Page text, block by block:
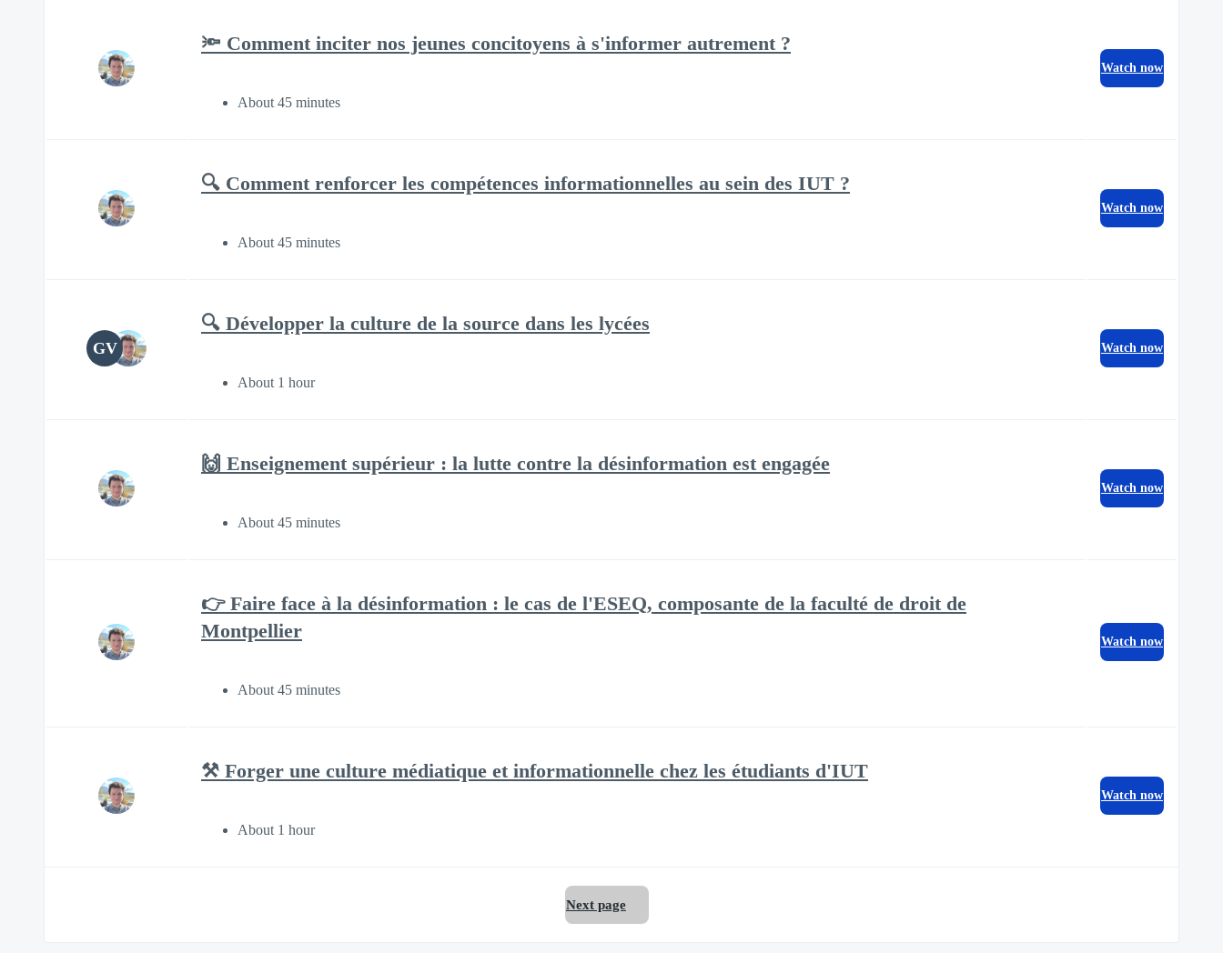
🔦 Comment inciter nos jeunes concitoyens à s'informer autrement ?
About 45 minutes
Watch now
🔍 Comment renforcer les compétences informationnelles au sein des IUT ?
About 45 minutes
Watch now
GV
🔍 Développer la culture de la source dans les lycées
About 1 hour
Watch now
🙌 Enseignement supérieur : la lutte contre la désinformation est engagée
About 45 minutes
Watch now
👉 Faire face à la désinformation : le cas de l'ESEQ, composante de la faculté de droit de
Montpellier
About 45 minutes
Watch now
⚒️ Forger une culture médiatique et informationnelle chez les étudiants d'IUT
About 1 hour
Watch now
Next page